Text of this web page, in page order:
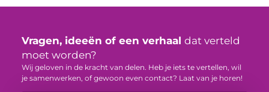
Vragen, ideeën of een verhaal dat verteld
moet worden?
Wij geloven in de kracht van delen. Heb je iets te vertellen, wil
je samenwerken, of gewoon even contact? Laat van je horen!